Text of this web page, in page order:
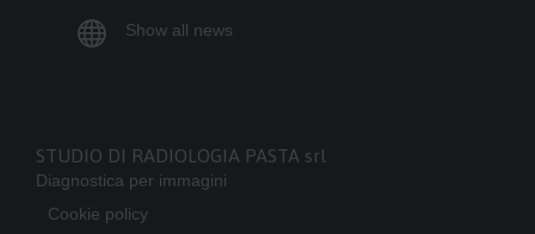
 Show all news
STUDIO DI RADIOLOGIA PASTA srl
Diagnostica per immagini
Cookie policy